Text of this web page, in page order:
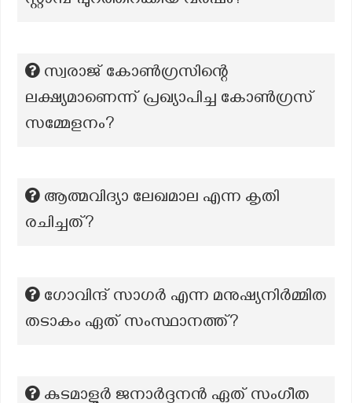
സ്വരാജ് കോൺഗ്രസിന്റെ
ലക്ഷ്യമാണെന്ന് പ്രഖ്യാപിച്ച കോൺഗ്രസ്
സമ്മേളനം?
ആത്മവിദ്യാ ലേഖമാല എന്ന കൃതി
രചിച്ചത്?
ഗോവിന്ദ് സാഗർ എന്ന മനുഷ്യനിർമ്മിത
തടാകം ഏത് സംസ്ഥാനത്ത്?
കുടമാളൂർ ജനാർദ്ദനൻ ഏത് സംഗീത